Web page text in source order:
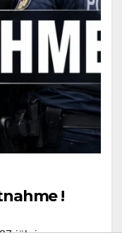
!
jährige